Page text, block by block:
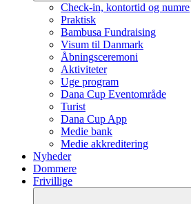
Check-in, kontortid og numre
Praktisk
Bambusa Fundraising
Visum til Danmark
Åbningsceremoni
Aktiviteter
Uge program
Dana Cup Eventområde
Turist
Dana Cup App
Medie bank
Medie akkreditering
Nyheder
Dommere
Frivillige